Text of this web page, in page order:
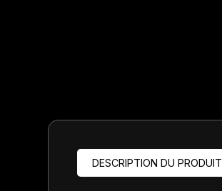
DESCRIPTION DU PRODUIT